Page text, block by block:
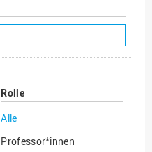
Rolle
Alle
Professor*innen